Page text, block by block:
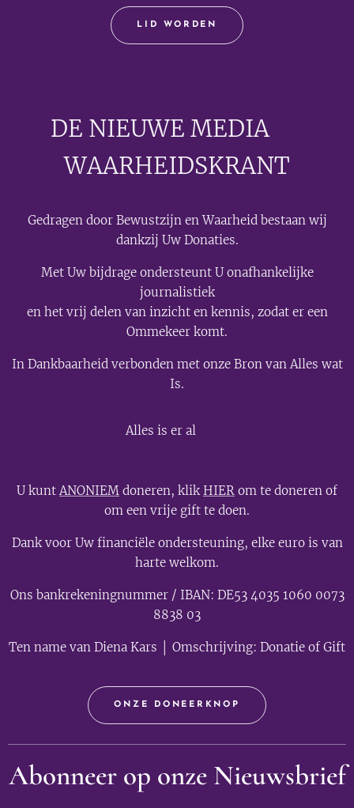
LID WORDEN
DE NIEUWE MEDIA🟣
WAARHEIDSKRANT
Gedragen door Bewustzijn en Waarheid bestaan wij
dankzij Uw Donaties.
Met Uw bijdrage ondersteunt U onafhankelijke
journalistiek
en het vrij delen van inzicht en kennis, zodat er een
Ommekeer komt.
In Dankbaarheid verbonden met onze Bron van Alles wat
Is.
Alles is er al
U kuntANONIEM doneren, klikHIER om te doneren of
om een vrije gift te doen.
Dank voor Uw financiële ondersteuning, elke euro is van
harte welkom.
Ons bankrekeningnummer / IBAN: DE53 4035 1060 0073
8838 03
Ten name van Diena Kars │ Omschrijving: Donatie of Gift
ONZE DONEERKNOP
Abonneer op onze Nieuwsbrief